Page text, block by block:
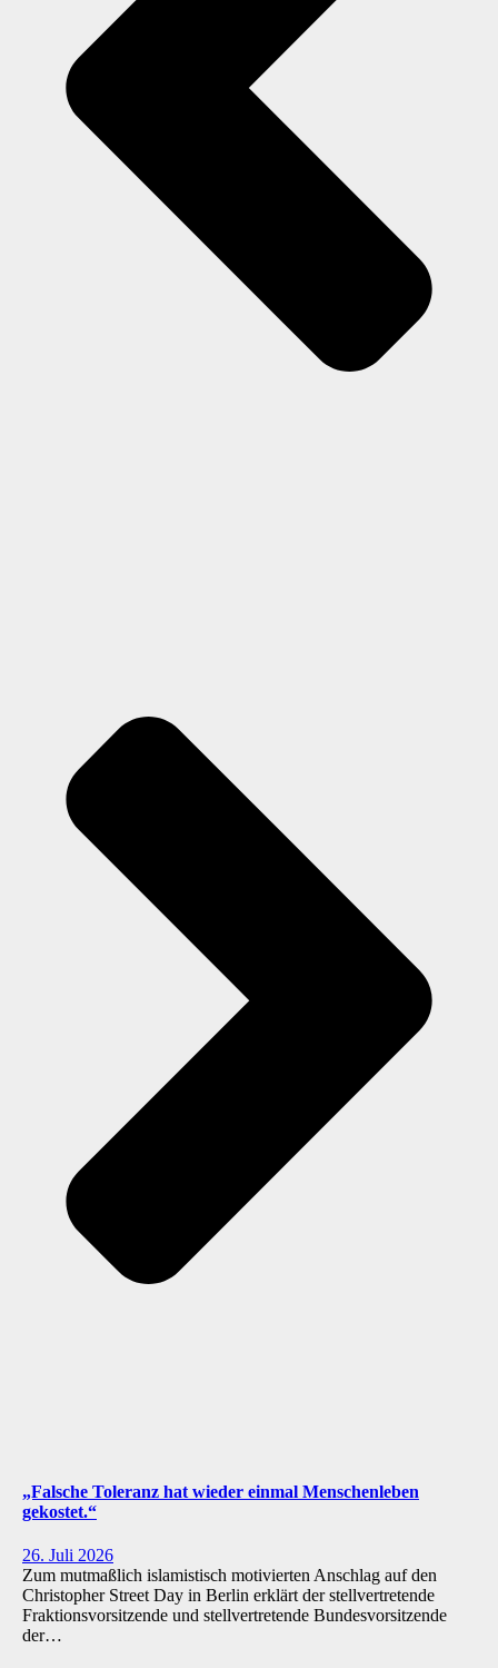
„Falsche Toleranz hat wieder einmal Menschenleben
gekostet.“
26. Juli 2026
Zum mutmaßlich islamistisch motivierten Anschlag auf den
Christopher Street Day in Berlin erklärt der stellvertretende
Fraktionsvorsitzende und stellvertretende Bundesvorsitzende
der…